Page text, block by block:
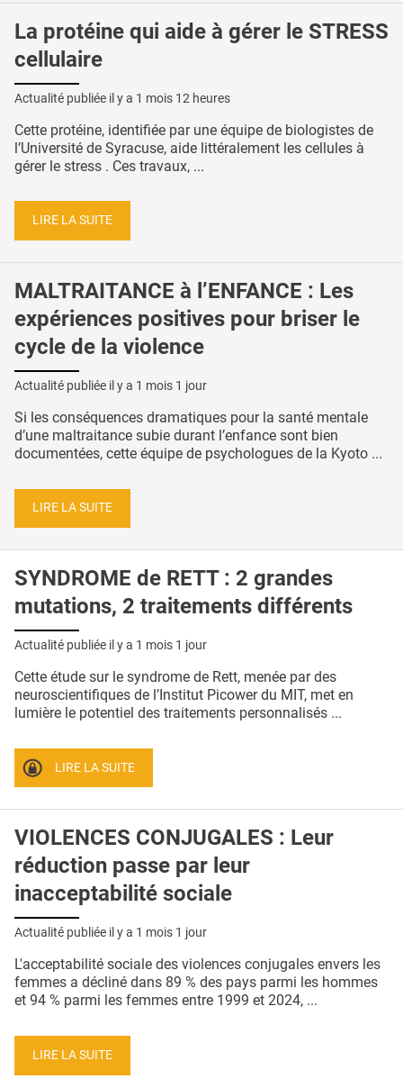
La protéine qui aide à gérer le STRESS
cellulaire
Actualité publiée il y a 1 mois 12 heures
Cette protéine, identifiée par une équipe de biologistes de
l’Université de Syracuse, aide littéralement les cellules à
gérer le stress . Ces travaux, ...
LIRE LA SUITE
MALTRAITANCE à l’ENFANCE : Les
expériences positives pour briser le
cycle de la violence
Actualité publiée il y a 1 mois 1 jour
Si les conséquences dramatiques pour la santé mentale
d’une maltraitance subie durant l’enfance sont bien
documentées, cette équipe de psychologues de la Kyoto ...
LIRE LA SUITE
SYNDROME de RETT : 2 grandes
mutations, 2 traitements différents
Actualité publiée il y a 1 mois 1 jour
Cette étude sur le syndrome de Rett, menée par des
neuroscientifiques de l’Institut Picower du MIT, met en
lumière le potentiel des traitements personnalisés ...
LIRE LA SUITE
VIOLENCES CONJUGALES : Leur
réduction passe par leur
inacceptabilité sociale
Actualité publiée il y a 1 mois 1 jour
L'acceptabilité sociale des violences conjugales envers les
femmes a décliné dans 89 % des pays parmi les hommes
et 94 % parmi les femmes entre 1999 et 2024, ...
LIRE LA SUITE